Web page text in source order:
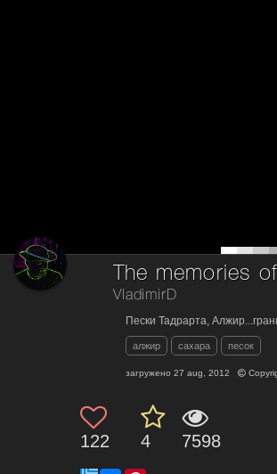
Тhe memories
VladimirD
Пески Тадрарта,
алжир сахара песок
загружено 27 aug, 2012
122 4 7598